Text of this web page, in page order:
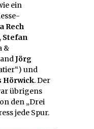
ein
Rech
Stefan
&
Jörg
und
Hörwick. Der
übrigens
den „Drei
jede Spur.